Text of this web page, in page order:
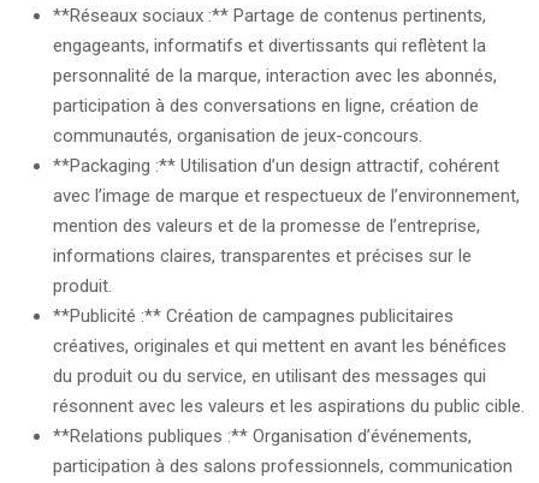
**Réseaux sociaux :** Partage de contenus pertinents,
engageants, informatifs et divertissants qui reflètent la
personnalité de la marque, interaction avec les abonnés,
participation à des conversations en ligne, création de
communautés, organisation de jeux-concours.
**Packaging :** Utilisation d’un design attractif, cohérent
avec l’image de marque et respectueux de l’environnement,
mention des valeurs et de la promesse de l’entreprise,
informations claires, transparentes et précises sur le
produit.
**Publicité :** Création de campagnes publicitaires
créatives, originales et qui mettent en avant les bénéfices
du produit ou du service, en utilisant des messages qui
résonnent avec les valeurs et les aspirations du public cible.
**Relations publiques :** Organisation d’événements,
participation à des salons professionnels, communication